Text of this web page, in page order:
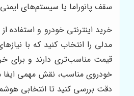
سقف پانوراما یا سیستم‌های ایمنی
خرید اینترنتی خودرو و استفاده
مدلی را انتخاب کنید که با
قیمت مناسب‌تری دارند و برای
خودروی مناسب، نقش مهمی ایفا
دقت بررسی کنید تا انتخابی